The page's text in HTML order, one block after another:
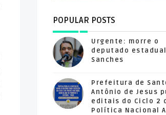
POPULAR POSTS
Urgente: morre o
deputado
Sanches
Prefeitura de
Antônio de Jesus
editais do Ciclo 2
Política Nacional